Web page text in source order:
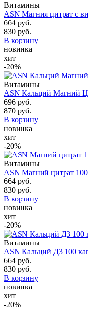
Витамины
ASN Магния цитрат с
664 руб.
830 руб.
В корзину
новинка
хит
-20%
Витамины
ASN Кальций Магний
696 руб.
870 руб.
В корзину
новинка
хит
-20%
Витамины
ASN Магний цитрат 100
664 руб.
830 руб.
В корзину
новинка
хит
-20%
Витамины
ASN Кальций Д3 100
664 руб.
830 руб.
В корзину
новинка
хит
-20%